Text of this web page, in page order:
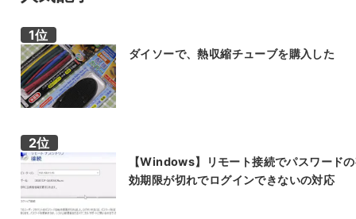
ダイソーで、熱収縮チューブを購入した
【Windows】リモート接続でパスワード
効期限が切れでログインできないの対応